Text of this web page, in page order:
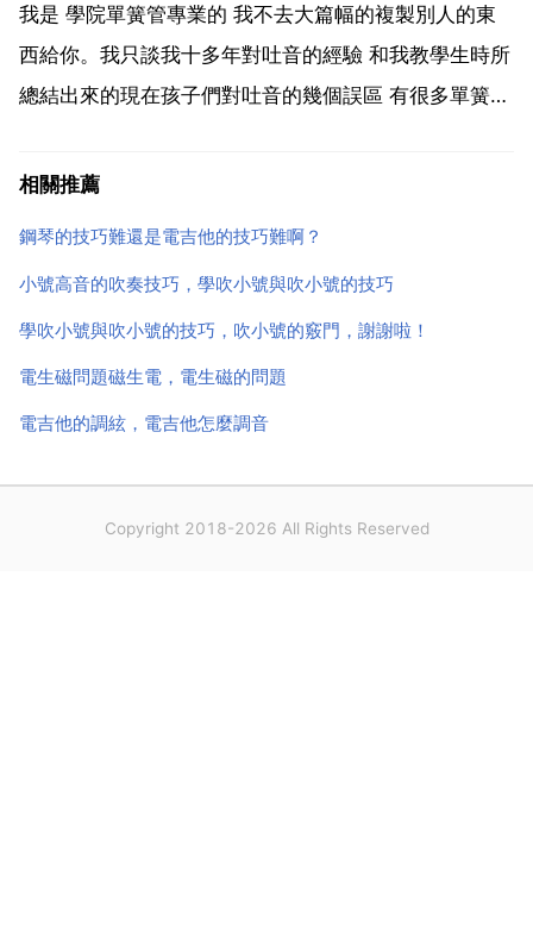
時，需要在耳機孔插入藍芽發射器 使用藍芽音箱，開
啟...
我是 學院單簧管專業的 我不去大篇幅的複製別人的東
西給你。我只談我十多年對吐音的經驗 和我教學生時所
總結出來的現在孩子們對吐音的幾個誤區 有很多單簧管
手指不能配合的很好。首先我先說一下吐音普遍會有的
相關推薦
鋼琴的技巧難還是電吉他的技巧難啊？
小號高音的吹奏技巧，學吹小號與吹小號的技巧
學吹小號與吹小號的技巧，吹小號的竅門，謝謝啦！
電生磁問題磁生電，電生磁的問題
電吉他的調絃，電吉他怎麼調音
Copyright 2018-2026 All Rights Reserved